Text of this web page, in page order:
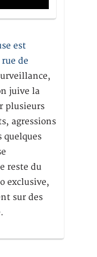
est
de
juive la
plusieurs
agressions
quelques
reste du
exclusive,
sur des